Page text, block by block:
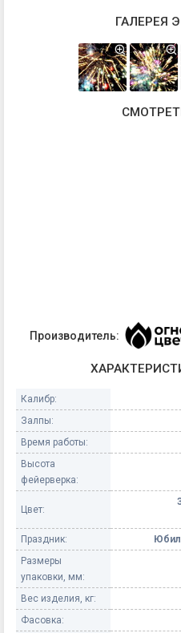
ГАЛЕРЕЯ
Производитель:
Калибр:
Залпы:
Время работы:
Высота
фейерверка:
Цвет:
Праздник:
Размеры
упаковки, мм:
Вес изделия, кг:
Фасовка: